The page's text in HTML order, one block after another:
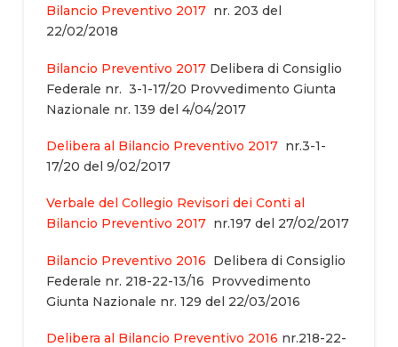
Bilancio Preventivo 2017 nr. 203 del
22/02/2018
Bilancio Preventivo 2017Delibera di Consiglio
Federale nr. 3-1-17/20 Provvedimento Giunta
Nazionale nr. 139 del 4/04/2017
Delibera al Bilancio Preventivo 2017 nr.3-1-
17/20 del 9/02/2017
Verbale del Collegio Revisori dei Conti al
Bilancio Preventivo 2017 nr.197 del 27/02/2017
Bilancio Preventivo 2016 Delibera di Consiglio
Federale nr. 218-22-13/16 Provvedimento
Giunta Nazionale nr. 129 del 22/03/2016
Delibera al Bilancio Preventivo 2016 nr.218-22-